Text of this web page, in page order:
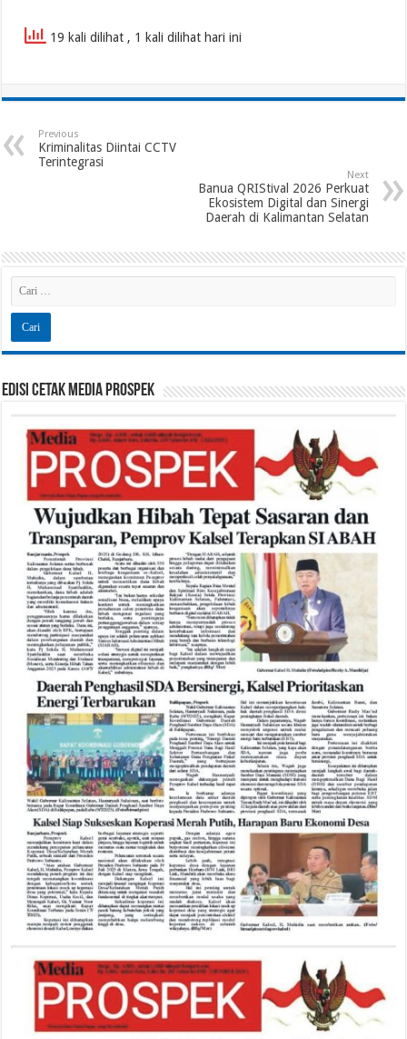
19 kali dilihat , 1 kali dilihat hari ini
Previous
Kriminalitas Diintai CCTV
Terintegrasi
Next
Banua QRIStival 2026 Perkuat
Ekosistem Digital dan Sinergi
Daerah di Kalimantan Selatan
Edisi Cetak Media Prospek